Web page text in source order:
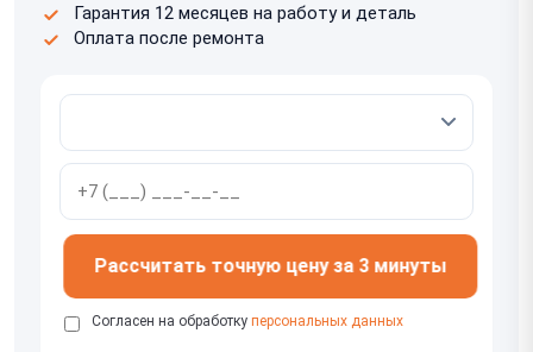
Гарантия 12 месяцев на работу и деталь
Оплата после ремонта
Рассчитать точную цену за 3 минуты
Согласен на обработку персональных данных